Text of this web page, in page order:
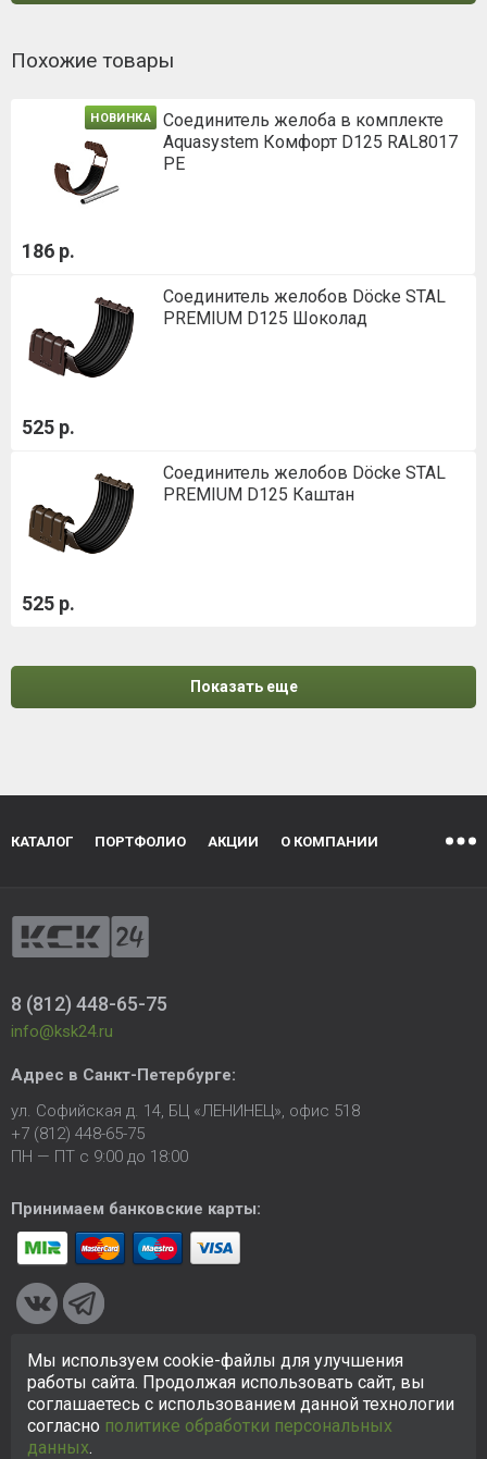
Похожие товары
НОВИНКА
Соединитель желоба в комплекте
Aquasystem Комфорт D125 RAL8017
PE
186 р.
Соединитель желобов Döcke STAL
PREMIUM D125 Шоколад
525 р.
Соединитель желобов Döcke STAL
PREMIUM D125 Каштан
525 р.
Показать еще
КАТАЛОГ ПОРТФОЛИО АКЦИИ О КОМПАНИИ
8 (812) 448-65-75
info@ksk24.ru
Адрес в Санкт-Петербурге:
ул. Софийская д. 14, БЦ «ЛЕНИНЕЦ», офис 518
+7 (812) 448-65-75
ПН — ПТ с 9:00 до 18:00
Принимаем банковские карты:
© 2005-2026 ООО «КСК». Сайтhttps://ksk24.ruсоздан
исключительно в информационных целях и любая информация
на сайте не является публичной офертой.Политика в
отношении персональных данных
Мы используем cookie-файлы для улучшения
работы сайта. Продолжая использовать сайт, вы
соглашаетесь с использованием данной технологии
согласно политике обработки персональных
данных.